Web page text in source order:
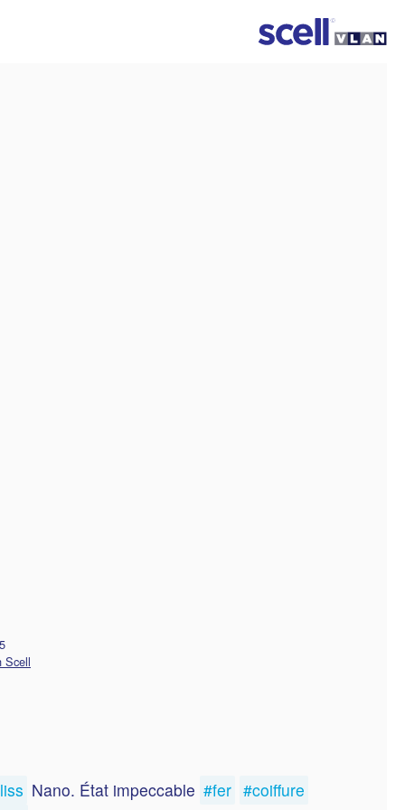
Scell
Nano. État impeccable #fer #coiffure